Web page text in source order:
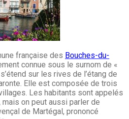
française des Bouches-du-
connue sous le surnom de «
sur les rives de l’étang de
Elle est composée de trois
Les habitants sont appelés
on peut aussi parler de
de Martégal, prononcé